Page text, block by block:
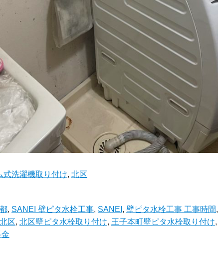
式洗濯機取り付け, 北区
, SANEI 壁ピタ水栓工事, SANEI , 壁ピタ水栓工事 工事時間,
区, 北区壁ピタ水栓取り付け, 王子本町壁ピタ水栓取り付け,